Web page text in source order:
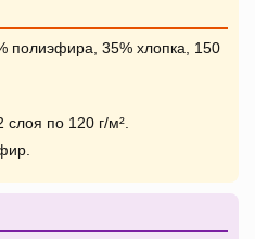
полиэфира, 35% хлопка, 150
слоя по 120 г/м².